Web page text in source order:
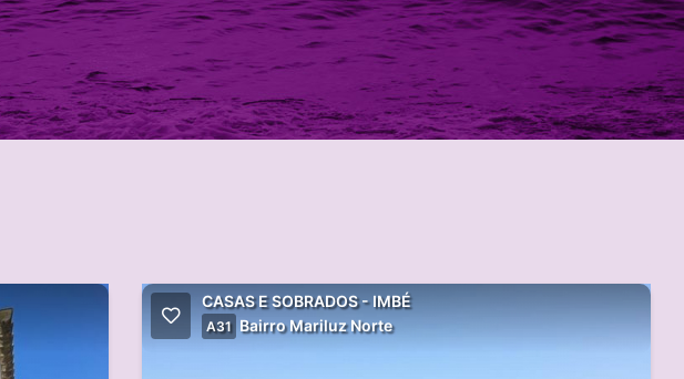
CASAS E SOBRADOS - IMBÉ
A31 Bairro Mariluz Norte